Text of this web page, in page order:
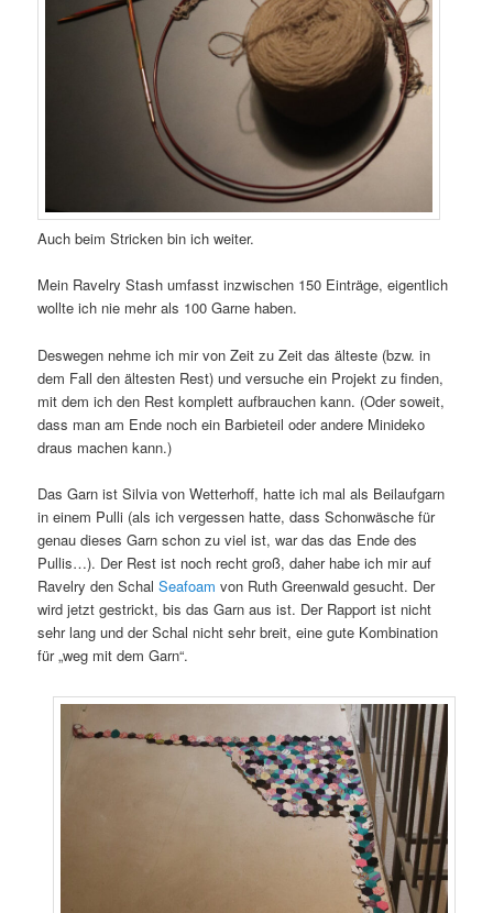
Auch beim Stricken bin ich weiter.
Mein Ravelry Stash umfasst inzwischen 150 Einträge, eigentlich
wollte ich nie mehr als 100 Garne haben.
Deswegen nehme ich mir von Zeit zu Zeit das älteste (bzw. in
dem Fall den ältesten Rest) und versuche ein Projekt zu finden,
mit dem ich den Rest komplett aufbrauchen kann. (Oder soweit,
dass man am Ende noch ein Barbieteil oder andere Minideko
draus machen kann.)
Das Garn ist Silvia von Wetterhoff, hatte ich mal als Beilaufgarn
in einem Pulli (als ich vergessen hatte, dass Schonwäsche für
genau dieses Garn schon zu viel ist, war das das Ende des
Pullis…). Der Rest ist noch recht groß, daher habe ich mir auf
Ravelry den SchalSeafoam von Ruth Greenwald gesucht. Der
wird jetzt gestrickt, bis das Garn aus ist. Der Rapport ist nicht
sehr lang und der Schal nicht sehr breit, eine gute Kombination
für „weg mit dem Garn“.